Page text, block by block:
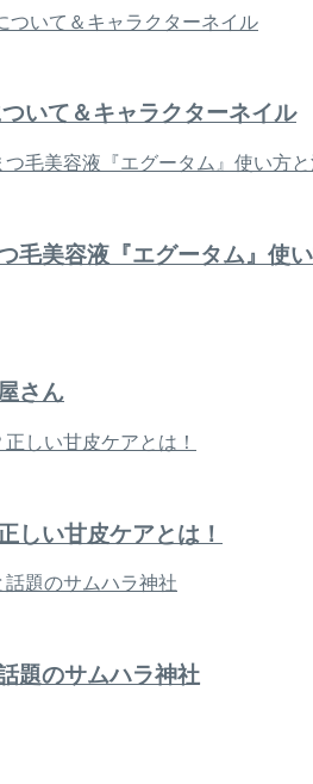
いて＆キャラクターネイル
毛美容液『エグータム』使
さん
しい甘皮ケアとは！
題のサムハラ神社